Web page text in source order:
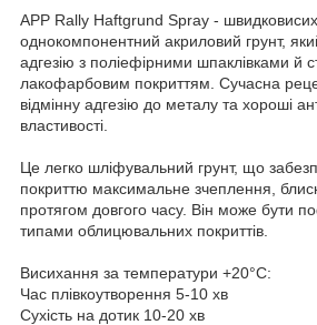
APP Rally Haftgrund Spray -
однокомпонентний акриловий грунт,
адгезію з поліефірними шпаклівками й
лакофарбовим покриттям. Сучасна
відмінну адгезію до металу та хороші
властивості.
Це легко шліфувальний грунт, що
покриттю максимальне зчеплення, блиск
протягом довгого часу. Він може бути
типами облицювальних покриттів.
Висихання за температури +20°C:
Час плівкоутворення 5-10 хв
Сухість на дотик 10-20 хв